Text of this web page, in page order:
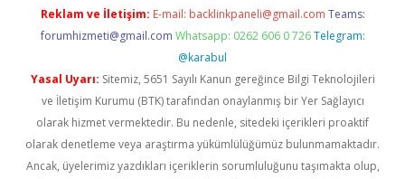
Reklam ve İletişim: E-mail: backlinkpaneli@gmail.com Teams:
forumhizmeti@gmail.com Whatsapp: 0262 606 0 726 Telegram:
@karabul
Yasal Uyarı: Sitemiz, 5651 Sayılı Kanun gereğince Bilgi Teknolojileri
ve İletişim Kurumu (BTK) tarafından onaylanmış bir Yer Sağlayıcı
olarak hizmet vermektedir. Bu nedenle, sitedeki içerikleri proaktif
olarak denetleme veya araştırma yükümlülüğümüz bulunmamaktadır.
Ancak, üyelerimiz yazdıkları içeriklerin sorumluluğunu taşımakta olup,